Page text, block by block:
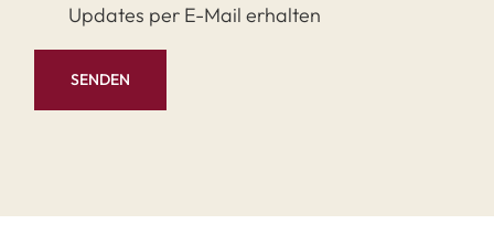
Updates per E-Mail erhalten
SENDEN